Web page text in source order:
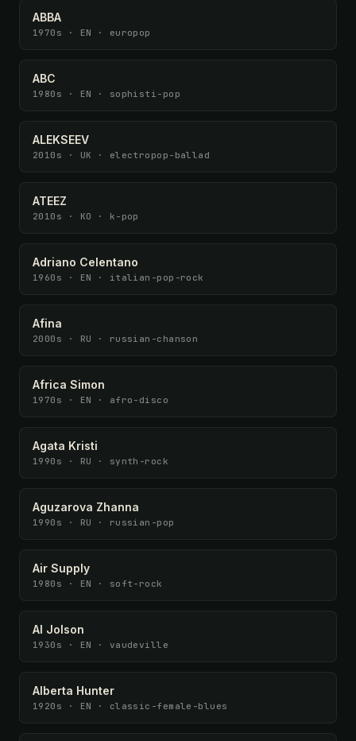
ABBA
1970s · EN · europop
ABC
1980s · EN · sophisti-pop
ALEKSEEV
2010s · UK · electropop-ballad
ATEEZ
2010s · KO · k-pop
Adriano Celentano
1960s · EN · italian-pop-rock
Afina
2000s · RU · russian-chanson
Africa Simon
1970s · EN · afro-disco
Agata Kristi
1990s · RU · synth-rock
Aguzarova Zhanna
1990s · RU · russian-pop
Air Supply
1980s · EN · soft-rock
Al Jolson
1930s · EN · vaudeville
Alberta Hunter
1920s · EN · classic-female-blues